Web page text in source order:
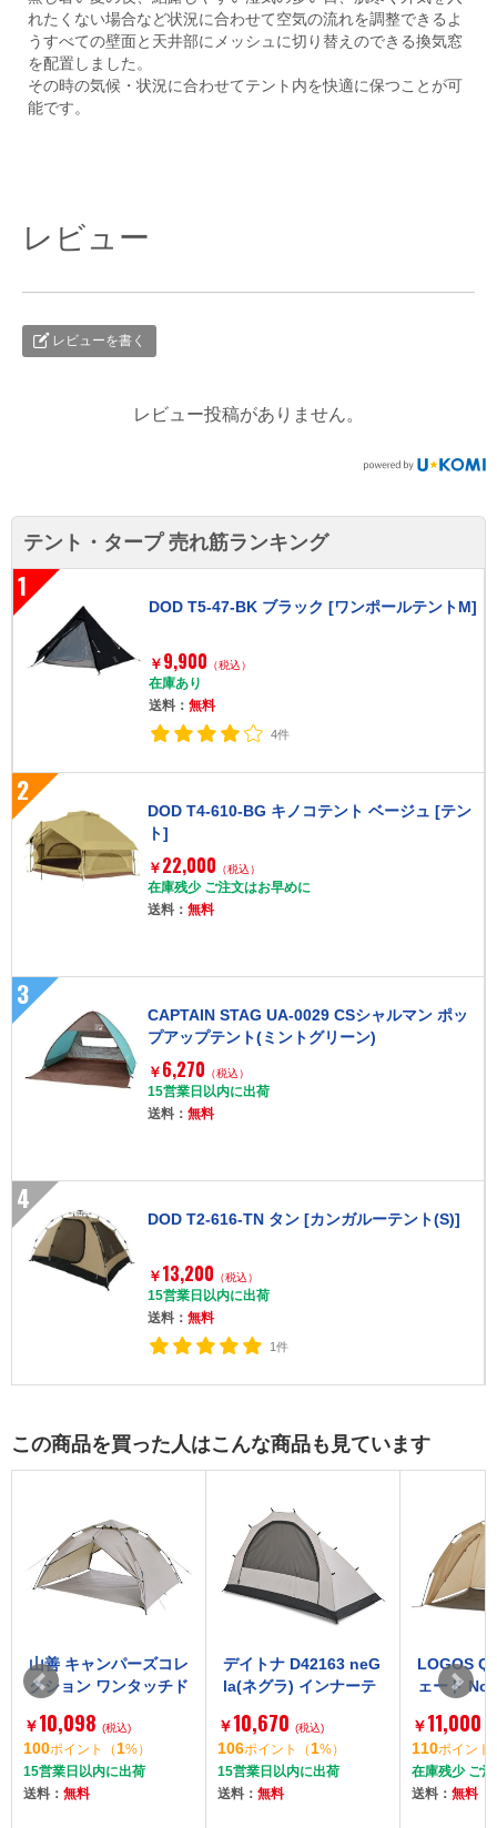
れたくない場合など状況に合わせて空気の流れを調整できるよ
うすべての壁面と天井部にメッシュに切り替えのできる換気窓
を配置しました。
その時の気候・状況に合わせてテント内を快適に保つことが可
能です。
レビュー
レビューを書く
レビュー投稿がありません。
テント・タープ 売れ筋ランキング
1
DOD T5-47-BK ブラック [ワンポールテントM]
￥ 9,900 （税込）
在庫あり
送料：無料
4件
2
DOD T4-610-BG キノコテント ベージュ [テン
ト]
￥ 22,000 （税込）
在庫残少 ご注文はお早めに
送料：無料
3
CAPTAIN STAG UA-0029 CSシャルマン ポッ
プアップテント(ミントグリーン)
￥ 6,270 （税込）
15営業日以内に出荷
送料：無料
4
DOD T2-616-TN タン [カンガルーテント(S)]
￥ 13,200 （税込）
15営業日以内に出荷
送料：無料
1件
この商品を買った人はこんな商品も見ています
山善 キャンパーズコレ
クション ワンタッチド
ード ODTS-2(KH)
￥10,098 (税込)
100ポイント （ 1%）
15営業日以内に出荷
送料： 無料
デイトナ D42163 neG
la(ネグラ) インナーテ
S用 オプション品 スタ
ンダードインナー
￥10,670 (税込)
106ポイント （ 1%）
15営業日以内に出荷
送料： 無料
LOGOS
ェード
￥11,000
110ポイント
在庫残少 ご
送料： 無料